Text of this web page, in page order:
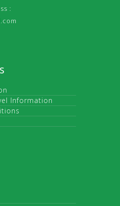
:
Information